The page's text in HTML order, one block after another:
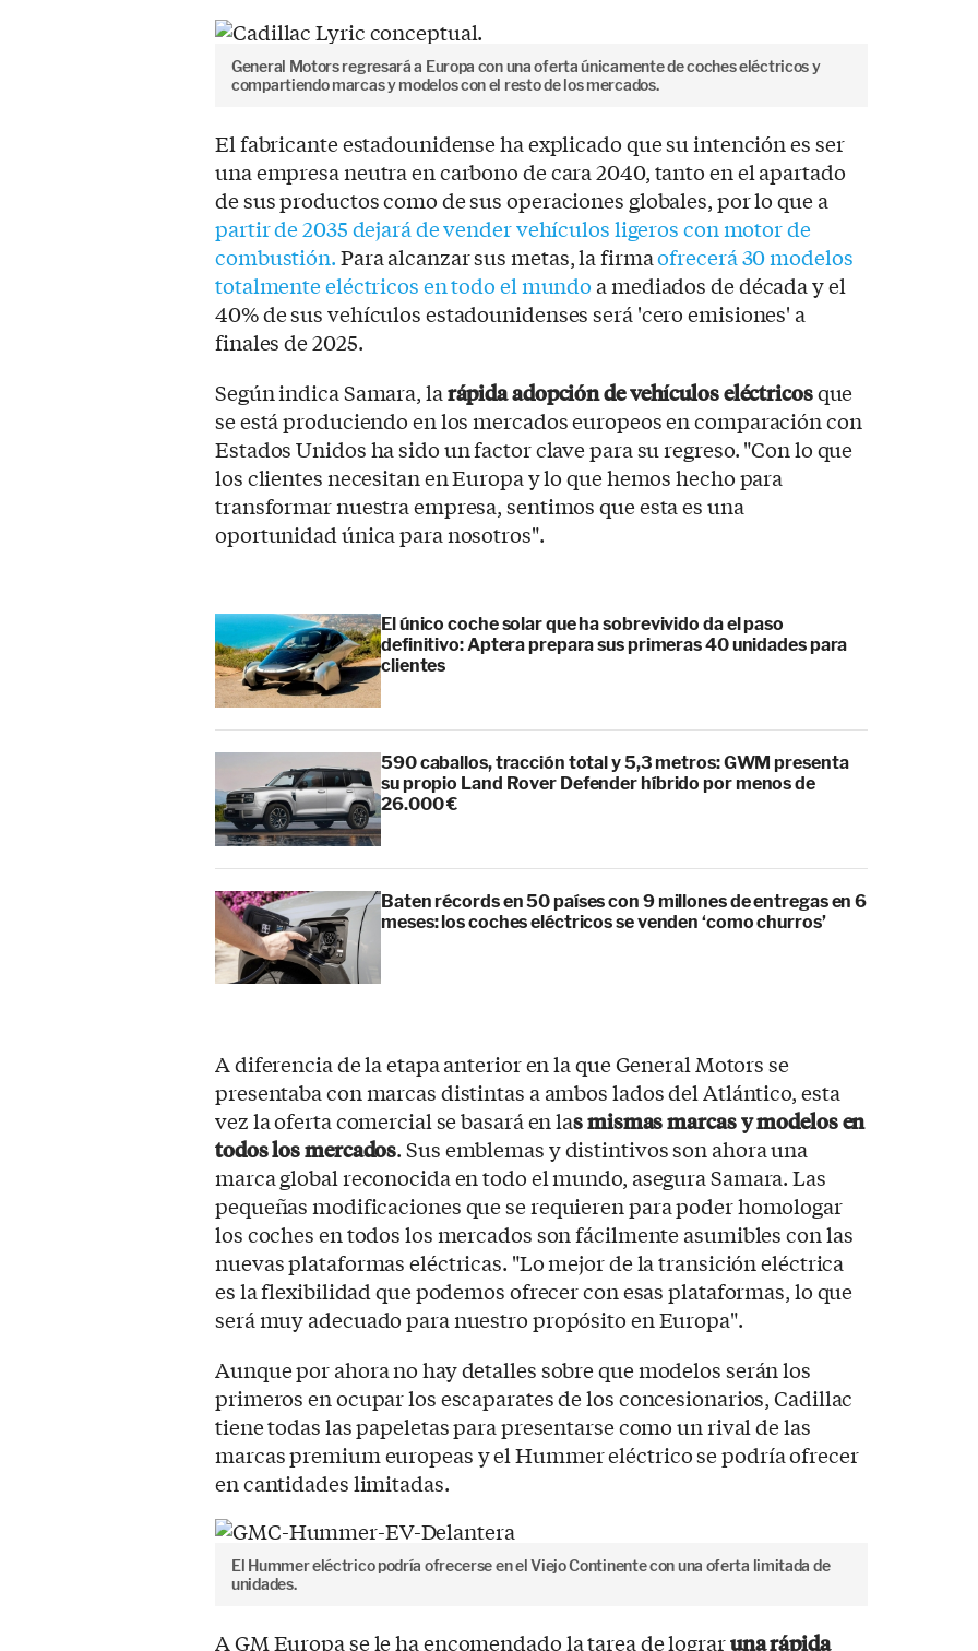
General Motors regresará a Europa con una oferta únicamente de coches eléctricos y
compartiendo marcas y modelos con el resto de los mercados.
El fabricante estadounidense ha explicado que su intención es ser
una empresa neutra en carbono de cara 2040, tanto en el apartado
de sus productos como de sus operaciones globales, por lo que a
partir de 2035 dejará de vender vehículos ligeros con motor de
combustión.Para alcanzar sus metas, la firmaofrecerá 30 modelos
totalmente eléctricos en todo el mundo a mediados de década y el
40% de sus vehículos estadounidenses será 'cero emisiones' a
finales de 2025.
Según indica Samara, larápida adopción de vehículos eléctricosque
se está produciendo en los mercados europeos en comparación con
Estados Unidos ha sido un factor clave para su regreso. "Con lo que
los clientes necesitan en Europa y lo que hemos hecho para
transformar nuestra empresa, sentimos que esta es una
oportunidad única para nosotros".
El único coche solar que ha sobrevivido da el paso
definitivo: Aptera prepara sus primeras 40 unidades para
clientes
590 caballos, tracción total y 5,3 metros: GWM presenta
su propio Land Rover Defender híbrido por menos de
26.000 €
Baten récords en 50 países con 9 millones de entregas en 6
meses: los coches eléctricos se venden ‘como churros’
A diferencia de la etapa anterior en la que General Motors se
presentaba con marcas distintas a ambos lados del Atlántico, esta
vez la oferta comercial se basará en las mismas marcas y modelos en
todos los mercados. Sus emblemas y distintivos son ahora una
marca global reconocida en todo el mundo, asegura Samara. Las
pequeñas modificaciones que se requieren para poder homologar
los coches en todos los mercados son fácilmente asumibles con las
nuevas plataformas eléctricas. "Lo mejor de la transición eléctrica
es la flexibilidad que podemos ofrecer con esas plataformas, lo que
será muy adecuado para nuestro propósito en Europa".
Aunque por ahora no hay detalles sobre que modelos serán los
primeros en ocupar los escaparates de los concesionarios, Cadillac
tiene todas las papeletas para presentarse como un rival de las
marcas premium europeas y el Hummer eléctrico se podría ofrecer
en cantidades limitadas.
El Hummer eléctrico podría ofrecerse en el Viejo Continente con una oferta limitada de
unidades.
A GM Europa se le ha encomendado la tarea de lograruna rápida